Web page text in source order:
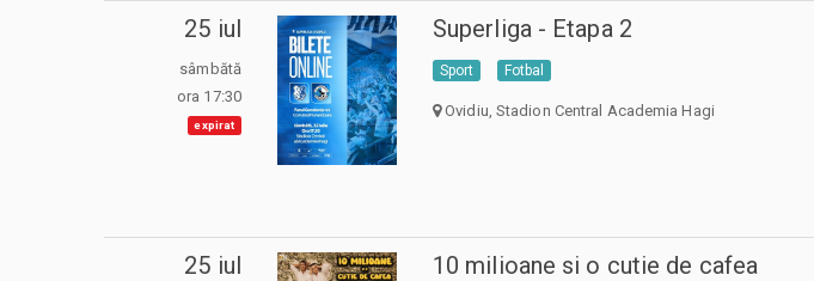
25 iul
sâmbătă
ora 17:30
expirat
Superliga - Etapa 2
Sport Fotbal
Ovidiu, Stadion Central Academia Hagi
25 iul 10 milioane si o cutie de cafea